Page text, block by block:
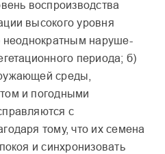
воспроиз­водства
высокого уровня
неоднократным наруше­
периода; б)
среды,
и погодными
с
тому, что их семена
и синхронизовать